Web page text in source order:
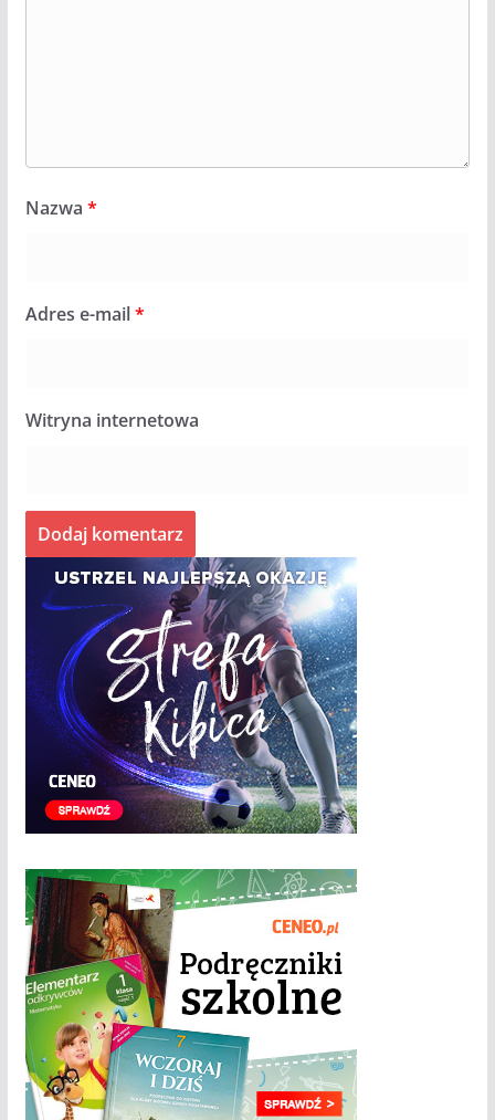
Nazwa *
Adres e-mail*
Witryna internetowa